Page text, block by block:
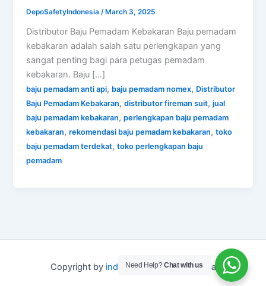
DepoSafetyIndonesia/ March 3, 2025
Distributor Baju Pemadam Kebakaran Baju pemadam
kebakaran adalah salah satu perlengkapan yang
sangat penting bagi para petugas pemadam
kebakaran. Baju […]
baju pemadam anti api, baju pemadam nomex, Distributor
Baju Pemadam Kebakaran,distributor fireman suit,jual
baju pemadam kebakaran,perlengkapan baju pemadam
kebakaran,rekomendasi baju pemadam kebakaran,toko
baju pemadam terdekat,toko perlengkapan baju
pemadam
Copyright by indo depo safetyIndonesia
Need Help?Chat with us